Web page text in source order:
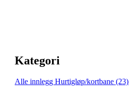
Kategori
Alle innlegg Hurtigløp/kortbane (23)